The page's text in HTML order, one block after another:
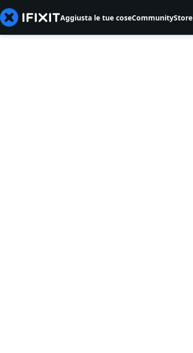
Aggiusta le tue coseCommunityStore